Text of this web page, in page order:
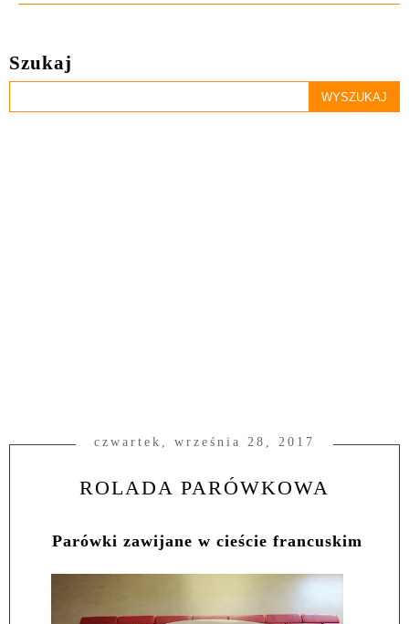
Szukaj
czwartek, września 28, 2017
ROLADA PARÓWKOWA
Parówki zawijane w cieście francuskim